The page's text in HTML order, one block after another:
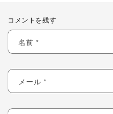
コメントを残す
名前 *
メール *